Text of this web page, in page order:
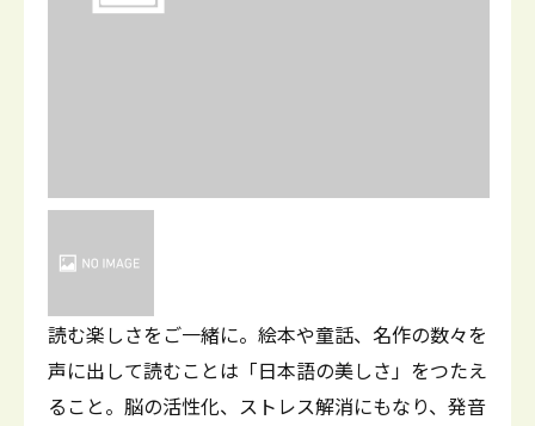
読む楽しさをご一緒に。絵本や童話、名作の数々を
声に出して読むことは「日本語の美しさ」をつたえ
ること。脳の活性化、ストレス解消にもなり、発音